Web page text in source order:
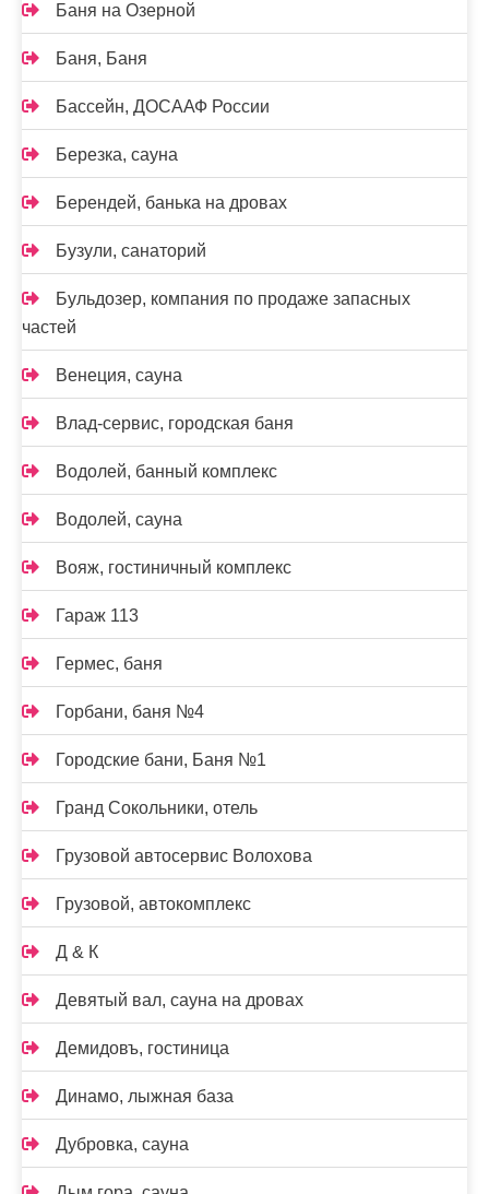
Баня на Озерной
Баня, Баня
Бассейн, ДОСААФ России
Березка, сауна
Берендей, банька на дровах
Бузули, санаторий
Бульдозер, компания по продаже запасных
частей
Венеция, сауна
Влад-сервис, городская баня
Водолей, банный комплекс
Водолей, сауна
Вояж, гостиничный комплекс
Гараж 113
Гермес, баня
Горбани, баня №4
Городские бани, Баня №1
Гранд Сокольники, отель
Грузовой автосервис Волохова
Грузовой, автокомплекс
Д & К
Девятый вал, сауна на дровах
Демидовъ, гостиница
Динамо, лыжная база
Дубровка, сауна